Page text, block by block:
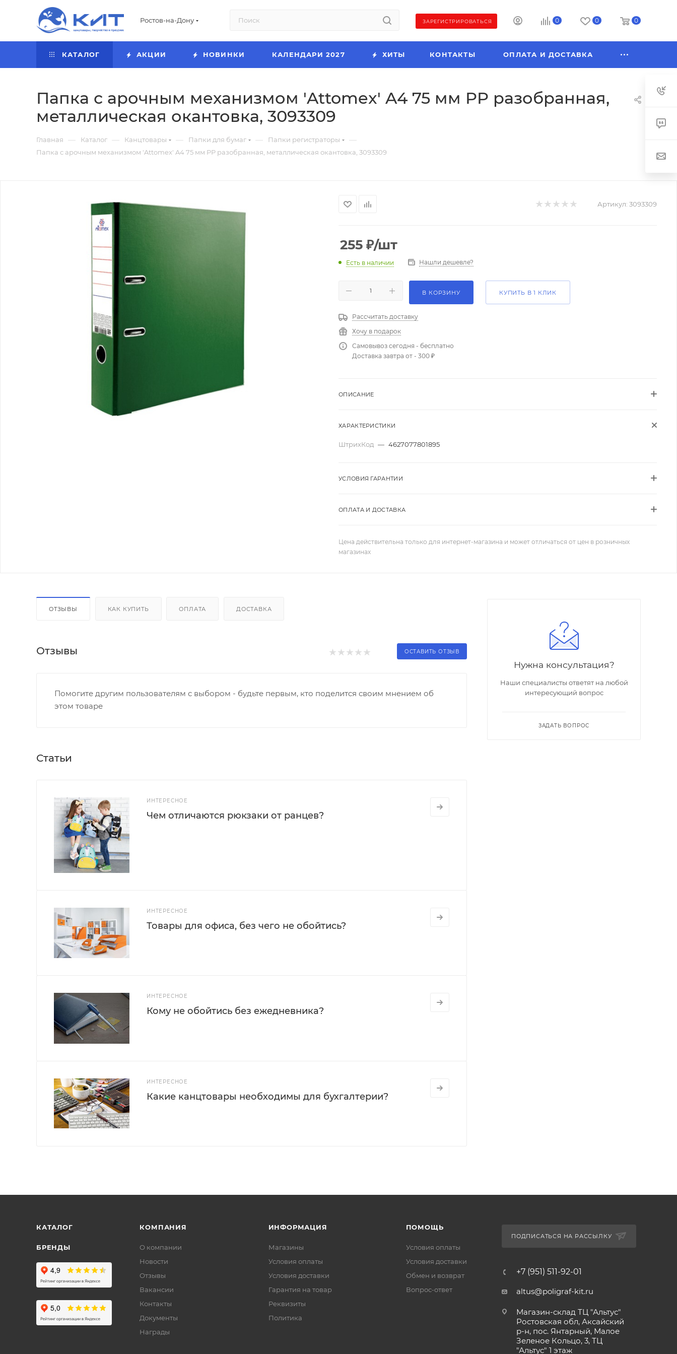
Ростов-на-Дону ЗАРЕГИСТРИРОВАТЬСЯ 0 0 0
КАТАЛОГ АКЦИИ НОВИНКИ КАЛЕНДАРИ 2027 ХИТЫ КОНТАКТЫ ОПЛАТА И ДОСТАВКА
Папка с арочным механизмом 'Attomex' A4 75 мм PP разобранная,
металлическая окантовка, 3093309
Главная — Каталог — Канцтовары — Папки для бумаг — Папки регистраторы —
Папка с арочным механизмом 'Attomex' A4 75 мм PP разобранная, металлическая окантовка, 3093309
Артикул: 3093309
255 ₽/шт
Есть в наличии Нашли дешевле?
В КОРЗИНУ КУПИТЬ В 1 КЛИК
Рассчитать доставку
Хочу в подарок
Самовывоз сегодня - бесплатно
Доставка завтра от - 300 ₽
ОПИСАНИЕ
ХАРАКТЕРИСТИКИ
ШтрихКод — 4627077801895
УСЛОВИЯ ГАРАНТИИ
ОПЛАТА И ДОСТАВКА
Цена действительна только для интернет-магазина и может отличаться от цен в розничных
магазинах
ОТЗЫВЫ КАК КУПИТЬ ОПЛАТА ДОСТАВКА
Отзывы ОСТАВИТЬ ОТЗЫВ
Помогите другим пользователям с выбором - будьте первым, кто поделится своим мнением об
этом товаре
Статьи
ИНТЕРЕСНОЕ
Чем отличаются рюкзаки от ранцев?
ИНТЕРЕСНОЕ
Товары для офиса, без чего не обойтись?
ИНТЕРЕСНОЕ
Кому не обойтись без ежедневника?
ИНТЕРЕСНОЕ
Какие канцтовары необходимы для бухгалтерии?
Нужна консультация?
Наши специалисты ответят на любой
интересующий вопрос
ЗАДАТЬ ВОПРОС
КАТАЛОГ
БРЕНДЫ
КОМПАНИЯ
О компании
Новости
Отзывы
Вакансии
Контакты
Документы
Награды
ИНФОРМАЦИЯ
Магазины
Условия оплаты
Условия доставки
Гарантия на товар
Реквизиты
Политика
ПОМОЩЬ
Условия оплаты
Условия доставки
Обмен и возврат
Вопрос-ответ
ПОДПИСАТЬСЯ НА РАССЫЛКУ
+7 (951) 511-92-01
altus@poligraf-kit.ru
Магазин-склад ТЦ "Альтус"
Ростовская обл, Аксайский
р-н, пос. Янтарный, Малое
Зеленое Кольцо, 3, ТЦ
"Альтус" 1 этаж